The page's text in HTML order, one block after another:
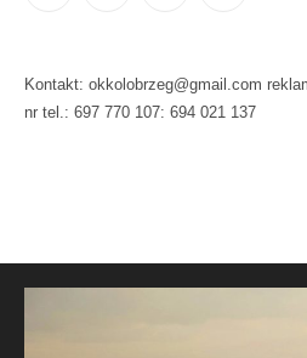
Kontakt: okkolobrzeg@gmail.com
nr tel.: 697 770 107: 694 021 137